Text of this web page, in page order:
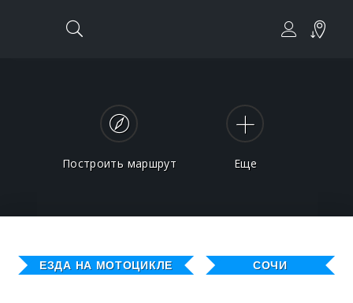
Построить маршрут Еще
ЕЗДА НА МОТОЦИКЛЕ СОЧИ